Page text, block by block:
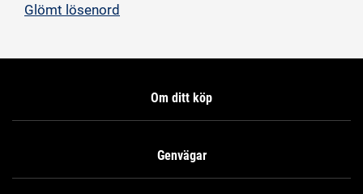
Glömt lösenord
Om ditt köp
Genvägar